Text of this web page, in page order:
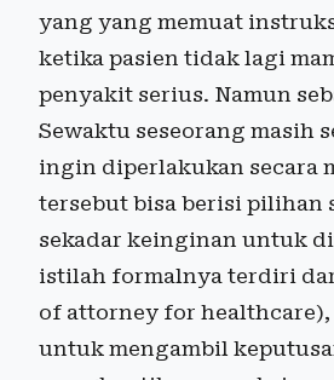
yang yang memuat
ketika pasien tidak lagi
penyakit serius. Namun
Sewaktu seseorang masih
ingin diperlakukan secara
tersebut bisa berisi pilihan
sekadar keinginan untuk
istilah formalnya terdiri
of attorney for healthcare),
untuk mengambil